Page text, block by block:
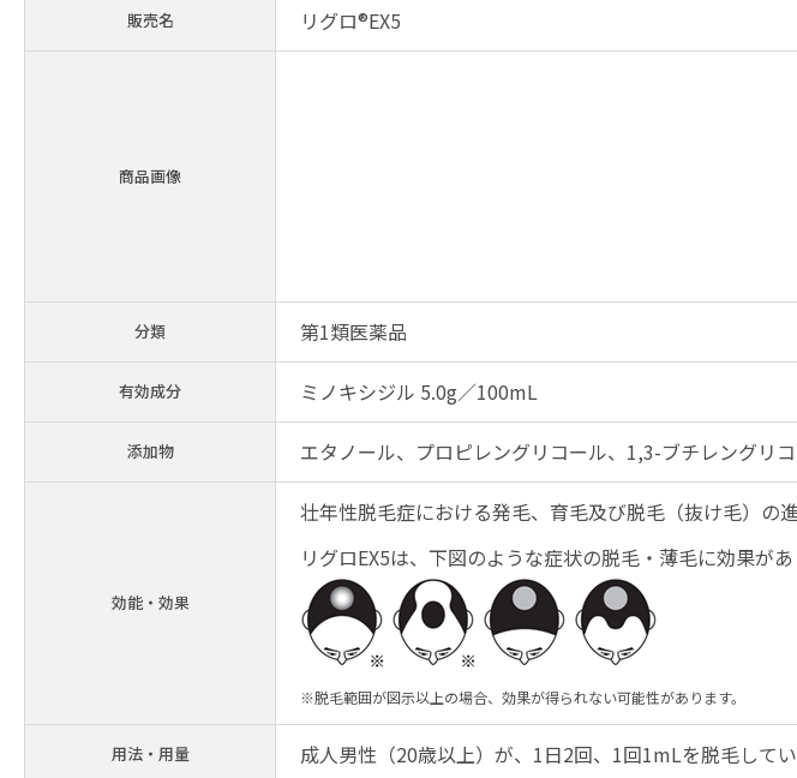
販売名 リグロ®EX5
商品画像
分類 第1類医薬品
有効成分 ミノキシジル 5.0g／100mL
添加物 エタノール、プロピレングリコール、1,3-ブチレングリ
効能・効果
壮年性脱毛症における発毛、育毛及び脱毛（抜け毛）の進
リグロEX5は、下図のような症状の脱毛・薄毛に効果があ
※脱毛範囲が図示以上の場合、効果が得られない可能性があります。
用法・用量 成人男性（20歳以上）が、1日2回、1回1mLを脱毛して